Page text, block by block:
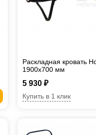
Раскладная кровать
1900х700 мм
5 930 ₽
Купить в 1 клик